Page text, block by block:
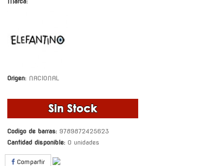
Origen: NACIONAL
Codigo de barras: 9789872425623
Cantidad disponible: 0 unidades
Compartir